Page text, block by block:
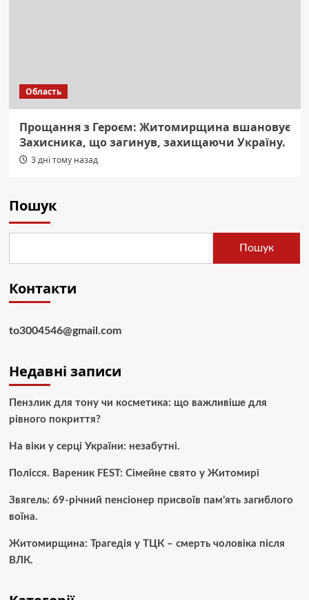
Область
Прощання з Героєм: Житомирщина вшановує
Захисника, що загинув, захищаючи Україну.
3 дні тому назад
Пошук
Пошук
Контакти
to3004546@gmail.com
Недавні записи
Пензлик для тону чи косметика: що важливіше для
рівного покриття?
На віки у серці України: незабутні.
Полісся. Вареник FEST: Сімейне свято у Житомирі
Звягель: 69-річний пенсіонер присвоїв пам’ять загиблого
воїна.
Житомирщина: Трагедія у ТЦК – смерть чоловіка після
ВЛК.